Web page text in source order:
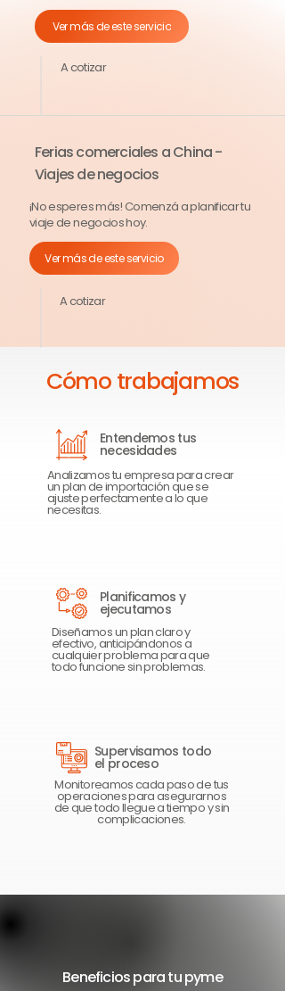
Ver más de este servicio
A cotizar
Ferias comerciales a China -
Viajes de negocios
¡No esperes más! Comenzá a planificar tu
viaje de negocios hoy.
Ver más de este servicio
A cotizar
Cómo trabajamos
Entendemos tus
necesidades
Analizamos tu empresa para crear
un plan de importación que se
ajuste perfectamente a lo que
necesitas.
Planificamos y
ejecutamos
Diseñamos un plan claro y
efectivo, anticipándonos a
cualquier problema para que
todo funcione sin problemas.
Supervisamos todo
el proceso
Monitoreamos cada paso de tus
operaciones para asegurarnos
de que todo llegue a tiempo y sin
complicaciones.
Beneficios para tu pyme